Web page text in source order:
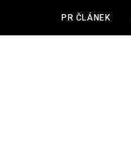
PR ČLÁNEK